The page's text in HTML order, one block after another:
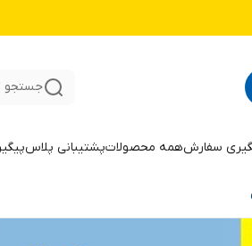
جستجو
سفارشهمه محصولاتپشتیبانی پلاس